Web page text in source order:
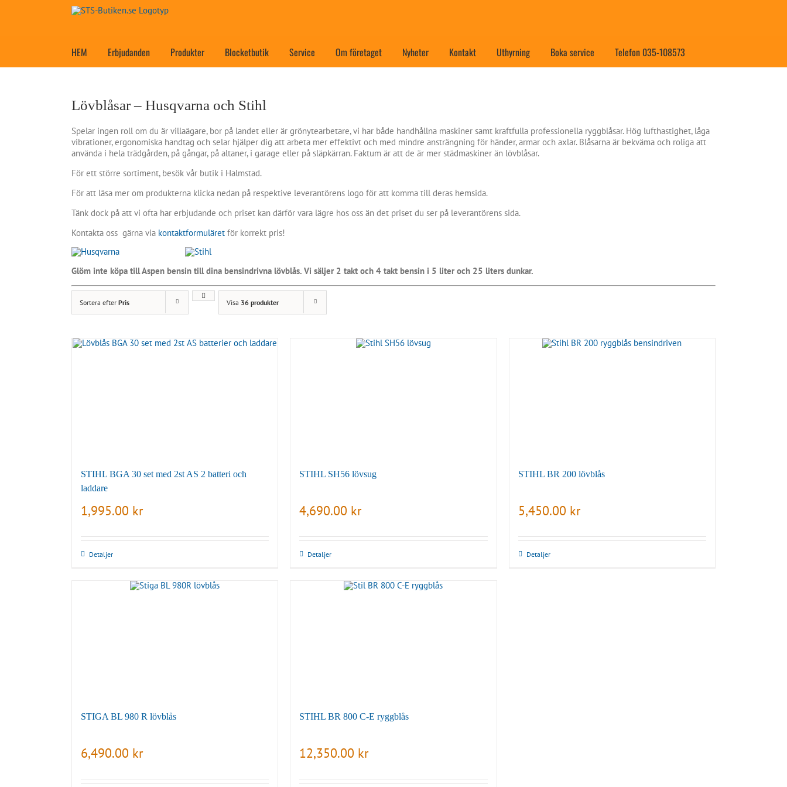
HEM Erbjudanden Produkter Blocketbutik Service Om företaget Nyheter Kontakt Uthyrning Boka service Telefon 035-108573
Lövblåsar – Husqvarna och Stihl
Spelar ingen roll om du är villaägare, bor på landet eller är grönytearbetare, vi har både handhållna maskiner samt kraftfulla professionella ryggblåsar. Hög lufthastighet, låga
vibrationer, ergonomiska handtag och selar hjälper dig att arbeta mer effektivt och med mindre ansträngning för händer, armar och axlar. Blåsarna är bekväma och roliga att
använda i hela trädgården, på gångar, på altaner, i garage eller på släpkärran. Faktum är att de är mer städmaskiner än lövblåsar.
För ett större sortiment, besök vår butik i Halmstad.
För att läsa mer om produkterna klicka nedan på respektive leverantörens logo för att komma till deras hemsida.
Tänk dock på att vi ofta har erbjudande och priset kan därför vara lägre hos oss än det priset du ser på leverantörens sida.
Kontakta oss gärna via kontaktformuläret för korrekt pris!
Glöm inte köpa till Aspen bensin till dina bensindrivna lövblås. Vi säljer 2 takt och 4 takt bensin i 5 liter och 25 liters dunkar.
Sortera efter Pris Visa 36 produkter
STIHL BGA 30 set med 2st AS 2 batteri och
laddare
1,995.00 kr
Detaljer
STIHL SH56 lövsug
4,690.00 kr
Detaljer
STIHL BR 200 lövblås
5,450.00 kr
Detaljer
STIGA BL 980 R lövblås
6,490.00 kr
STIHL BR 800 C-E ryggblås
12,350.00 kr